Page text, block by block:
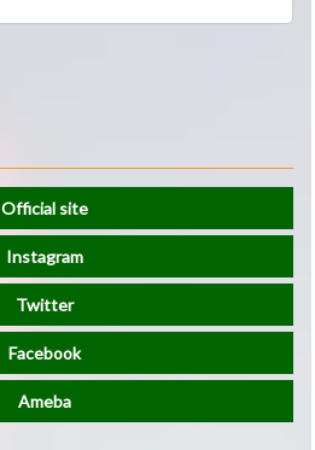
Official site
Instagram
Twitter
Facebook
Ameba